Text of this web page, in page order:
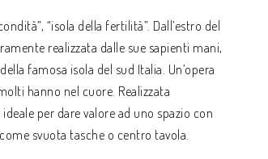
“isola della fertilità”. Dall’estro del
realizzata dalle sue sapienti mani,
famosa isola del sud Italia. Un’opera
hanno nel cuore. Realizzata
per dare valore ad uno spazio con
svuota tasche o centro tavola.